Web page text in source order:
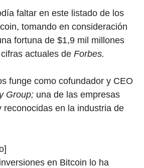
faltar en este listado de los
tomando en consideración
fortuna de $1,9 mil millones
actuales de Forbes.
funge como cofundador y CEO
Group; una de las empresas
reconocidas en la industria de
en Bitcoin lo ha